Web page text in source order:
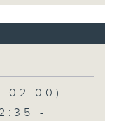
02:00)
-